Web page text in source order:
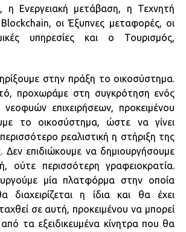
η Ενεργειακή μετάβαση, η Τεχνητή
οι Έξυπνες μεταφορές, οι
υπηρεσίες και ο Τουρισμός,
στην πράξη το οικοσύστημα.
προχωράμε στη συγκρότηση ενός
επιχειρήσεων, προκειμένου
το οικοσύστημα, ώστε να γίνει
ρεαλιστική η στήριξη της
Δεν επιδιώκουμε να δημιουργήσουμε
ούτε περισσότερη γραφειοκρατία.
μία πλατφόρμα στην οποία
η ίδια και θα έχει
σε αυτή, προκειμένου να μπορεί
τα εξειδικευμένα κίνητρα που θα